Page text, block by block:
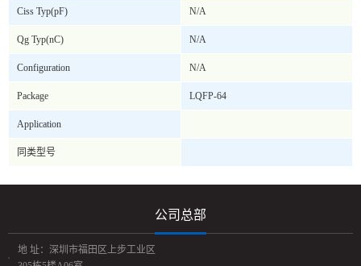
Ciss Typ(pF) N/A
Qg Typ(nC) N/A
Configuration N/A
Package LQFP-64
Application
同类型号
公司总部
地 址：深圳市福田区上步工业区